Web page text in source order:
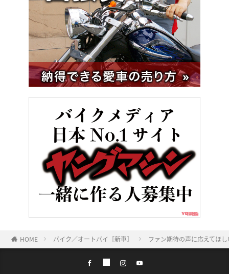
HOME バイク／オートバイ［新車］ ファン期待の声に応えてほ